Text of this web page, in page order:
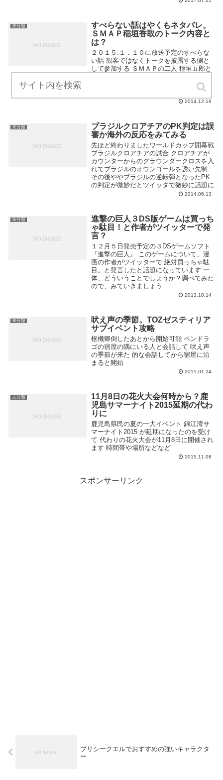
未分類
すべらない話はやくもネタバレ。
ＳＭＡＰ稲垣香取のトーク内容と
は？
２０１５.１．１０に放送予定のすべらな
い話 観客ではなくトークを披露する側と
して参加する ＳＭＡＰの二人 稲垣五郎と
2014.12.19
未分類
ブラジルクロアチアのPK判定は誤
審か海外の反応をみてみる
先ほど終わりましたワールドカップ開幕戦
ブラジルクロアチアの試合 クロアチアが
カウンターからのグラウンダークロスを入
れてブラジルのオウンゴールを誘い先制
その後ややブラジルの逆転弾となったPK
の判定が微妙だとツイッタで微妙に話題に
2014.06.13
未分類
進撃の巨人３DS版ゲームは買っち
ゃ駄目！と作者がツイッターで発
言？
１２月５日発売予定の３DSゲームソフト
『進撃の巨人』 このゲームについて、漫
画の作者がツイッターで 絶対買っちゃ駄
目。と発言したと話題になっています 一
体、どういうことでしょうか？調べてみた
ので、みていきましょう ...
2013.10.14
未分類
吠え声の季節。TOZゼスティリア
サブイベント攻略
枢機卿倒したあとから開始可能 ペンドラ
ゴの宿屋の隅にいる人と会話して 吠え声
の季節が来た 的な会話してから宿屋に泊
まると開始
2015.01.24
未分類
11月8日の花火大会何時から？鹿
児島サマーナイト2015延期の代わ
りに
鹿児島県民の夏の一大イベント 錦江湾サ
マーナイト2015 が延期になったのを受け
て 代わりの花火大会が11月8日に開催され
ます 時間帯や場所などなど
2015.11.08
スポンサーリンク
プリシークエルでおすすめの強いキャラクタ
ー